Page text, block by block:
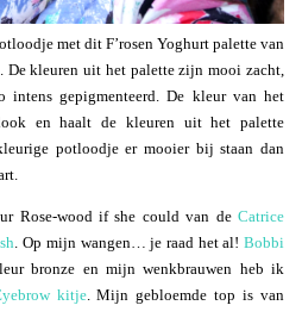
met dit F’rosen Yoghurt palette van
De kleuren uit het palette zijn mooi zacht,
intens gepigmenteerd. De kleur van het
en haalt de kleuren uit het palette
potloodje er mooier bij staan dan
Rose-wood if she could van de Catrice
. Op mijn wangen… je raad het al!Bobbi
bronze en mijn wenkbrauwen heb ik
kitje. Mijn gebloemde top is van